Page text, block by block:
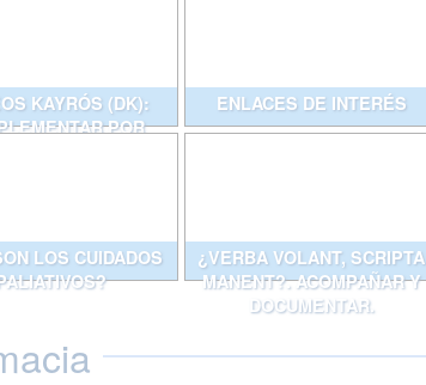
KAYRÓS (DK):
POR
ENLACES DE INTERÉS
LOS CUIDADOS
¿VERBA VOLANT, SCRIPTA
MANENT?. ACOMPAÑAR Y
DOCUMENTAR.